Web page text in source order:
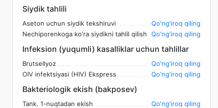
Siydik tahlili
Aseton uchun siydik tekshiruvi
Qo'ng'iroq qiling
Nechiporenkoga ko'ra siydikni tahlil qilish
Qo'ng'iroq qiling
Infeksion (yuqumli) kasalliklar uchun tahlillar
Brutsellyoz
Qo'ng'iroq qiling
OIV infektsiyasi (HIV) Ekspress
Qo'ng'iroq qiling
Bakteriologik ekish (bakposev)
Tank. 1-nuqtadan ekish
Qo'ng'iroq qiling